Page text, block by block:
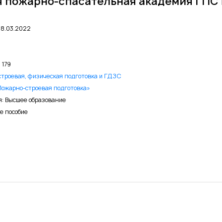
физическая подготовка и ГДЗС
строевая подготовка»
Высшее образование
пособие